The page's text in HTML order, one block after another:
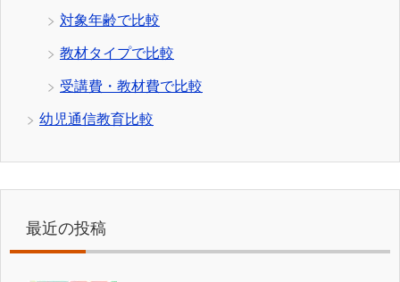
対象年齢で比較
教材タイプで比較
受講費・教材費で比較
幼児通信教育比較
最近の投稿